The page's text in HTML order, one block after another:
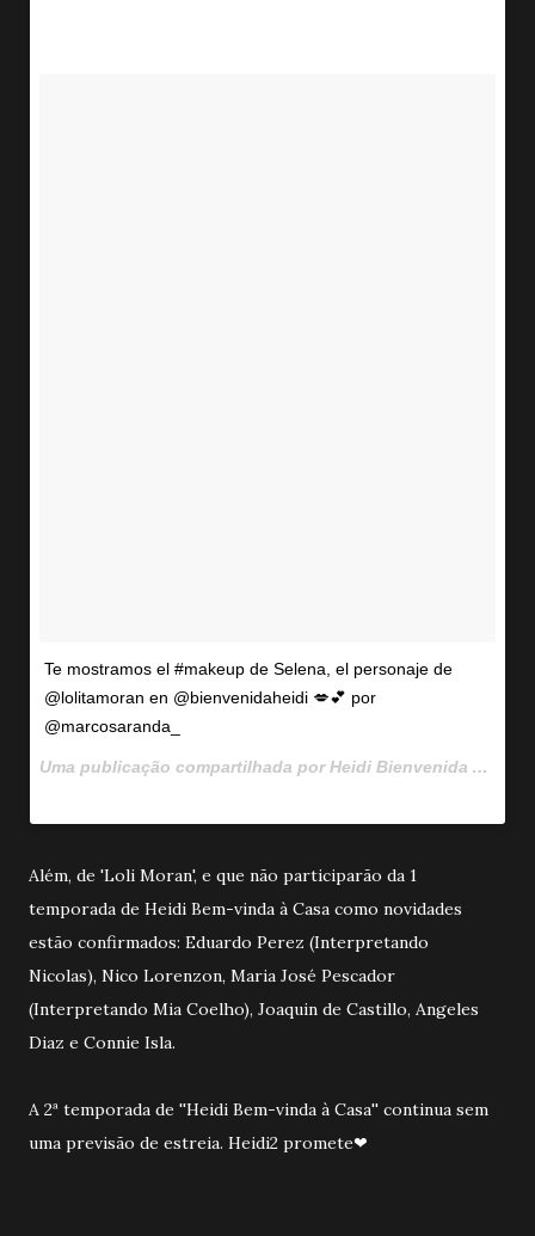
Te mostramos el #makeup de Selena, el personaje de
@lolitamoran en @bienvenidaheidi 💋💕 por
@marcosaranda_
Uma publicação compartilhada por Heidi Bienvenida A Casa 🐇♥️🐰 (@bienvenidaheidi) em
Além, de 'Loli Moran', e que não participarão da 1
temporada de Heidi Bem-vinda à Casa como novidades
estão confirmados: Eduardo Perez (Interpretando
Nicolas), Nico Lorenzon, Maria José Pescador
(Interpretando Mia Coelho), Joaquin de Castillo, Angeles
Diaz e Connie Isla.
A 2ª temporada de ''Heidi Bem-vinda à Casa'' continua sem
uma previsão de estreia. Heidi2 promete❤